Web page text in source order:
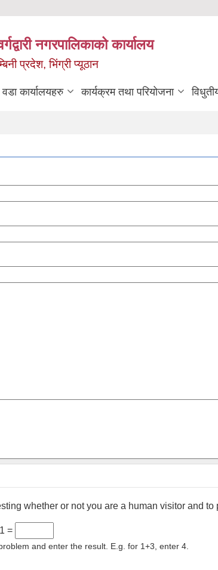
नगरपालिकाको कार्यालय
प्रदेश, भिंग्री प्यूठान
वडा कार्यालयहरु कार्यक्रम तथा परियोजना
whether or not you are a human visitor and
=
and enter the result. E.g. for 1+3, enter 4.